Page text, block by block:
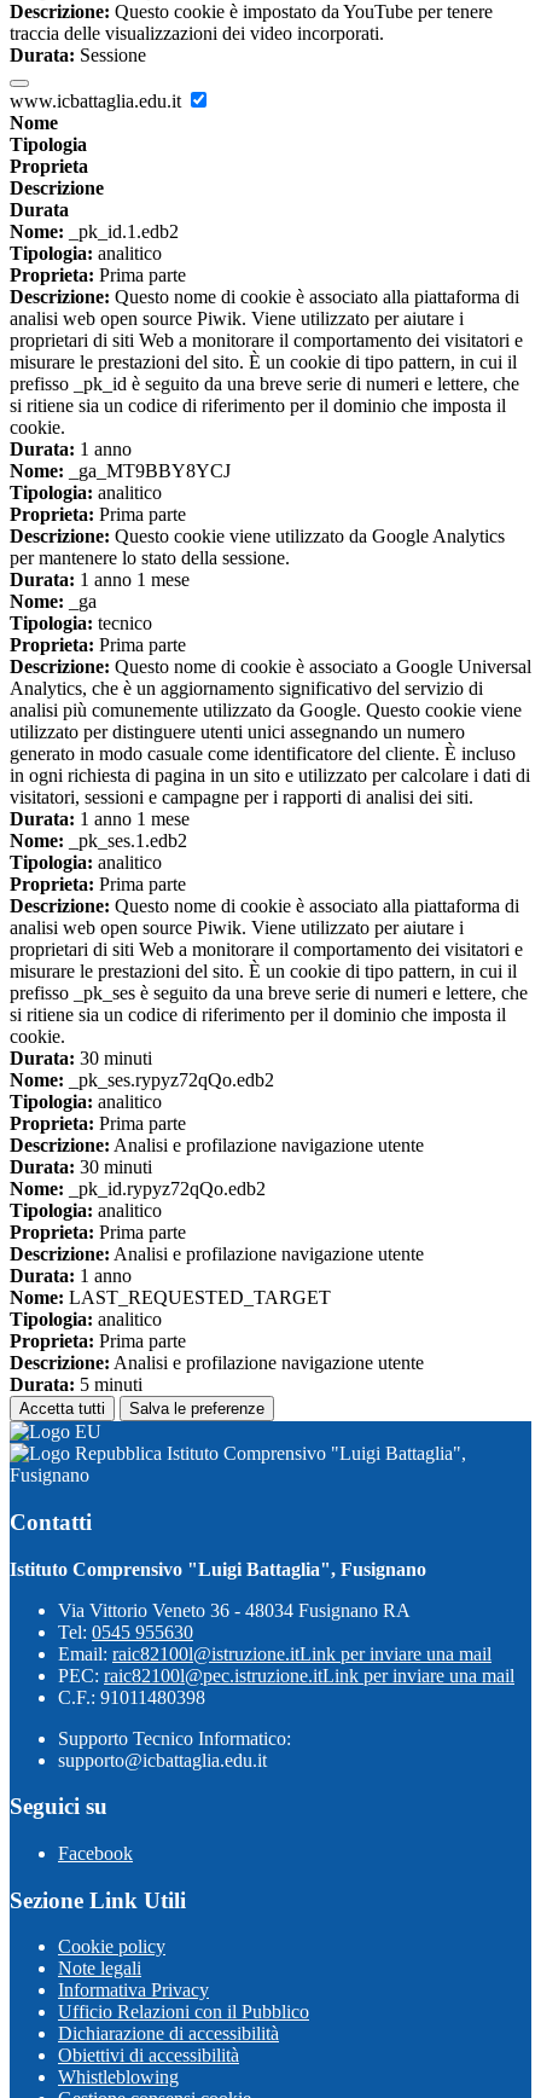
Descrizione: Questo cookie è impostato da YouTube per tenere
traccia delle visualizzazioni dei video incorporati.
Durata: Sessione
www.icbattaglia.edu.it
Nome
Tipologia
Proprieta
Descrizione
Durata
Nome: _pk_id.1.edb2
Tipologia: analitico
Proprieta: Prima parte
Descrizione: Questo nome di cookie è associato alla piattaforma di
analisi web open source Piwik. Viene utilizzato per aiutare i
proprietari di siti Web a monitorare il comportamento dei visitatori e
misurare le prestazioni del sito. È un cookie di tipo pattern, in cui il
prefisso _pk_id è seguito da una breve serie di numeri e lettere, che
si ritiene sia un codice di riferimento per il dominio che imposta il
cookie.
Durata: 1 anno
Nome: _ga_MT9BBY8YCJ
Tipologia: analitico
Proprieta: Prima parte
Descrizione: Questo cookie viene utilizzato da Google Analytics
per mantenere lo stato della sessione.
Durata: 1 anno 1 mese
Nome: _ga
Tipologia: tecnico
Proprieta: Prima parte
Descrizione: Questo nome di cookie è associato a Google Universal
Analytics, che è un aggiornamento significativo del servizio di
analisi più comunemente utilizzato da Google. Questo cookie viene
utilizzato per distinguere utenti unici assegnando un numero
generato in modo casuale come identificatore del cliente. È incluso
in ogni richiesta di pagina in un sito e utilizzato per calcolare i dati di
visitatori, sessioni e campagne per i rapporti di analisi dei siti.
Durata: 1 anno 1 mese
Nome: _pk_ses.1.edb2
Tipologia: analitico
Proprieta: Prima parte
Descrizione: Questo nome di cookie è associato alla piattaforma di
analisi web open source Piwik. Viene utilizzato per aiutare i
proprietari di siti Web a monitorare il comportamento dei visitatori e
misurare le prestazioni del sito. È un cookie di tipo pattern, in cui il
prefisso _pk_ses è seguito da una breve serie di numeri e lettere, che
si ritiene sia un codice di riferimento per il dominio che imposta il
cookie.
Durata: 30 minuti
Nome: _pk_ses.rypyz72qQo.edb2
Tipologia: analitico
Proprieta: Prima parte
Descrizione: Analisi e profilazione navigazione utente
Durata: 30 minuti
Nome: _pk_id.rypyz72qQo.edb2
Tipologia: analitico
Proprieta: Prima parte
Descrizione: Analisi e profilazione navigazione utente
Durata: 1 anno
Nome: LAST_REQUESTED_TARGET
Tipologia: analitico
Proprieta: Prima parte
Descrizione: Analisi e profilazione navigazione utente
Durata: 5 minuti
Accetta tutti Salva le preferenze
Istituto Comprensivo "Luigi Battaglia",
Fusignano
Contatti
Istituto Comprensivo "Luigi Battaglia", Fusignano
Via Vittorio Veneto 36 - 48034 Fusignano RA
Tel: 0545 955630
Email: raic82100l@istruzione.itLink per inviare una mail
PEC: raic82100l@pec.istruzione.itLink per inviare una mail
C.F.: 91011480398
Supporto Tecnico Informatico:
supporto@icbattaglia.edu.it
Seguici su
Facebook
Sezione Link Utili
Cookie policy
Note legali
Informativa Privacy
Ufficio Relazioni con il Pubblico
Dichiarazione di accessibilità
Obiettivi di accessibilità
Whistleblowing